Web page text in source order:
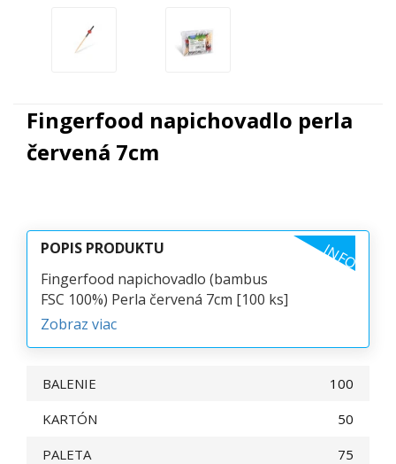
Fingerfood napichovadlo perla
červená 7cm
POPIS PRODUKTU INFO
Fingerfood napichovadlo (bambus
FSC 100%) Perla červená 7cm [100 ks]
Zobraz viac
BALENIE
100
KARTÓN
50
PALETA
75